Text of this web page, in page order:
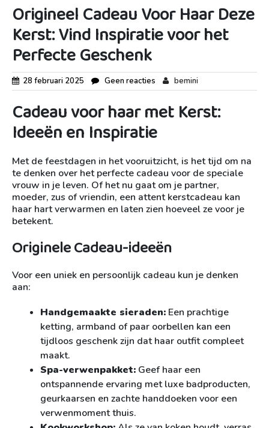
Origineel Cadeau Voor Haar Deze
Kerst: Vind Inspiratie voor het
Perfecte Geschenk
28 februari 2025 Geen reacties bemini
Cadeau voor haar met Kerst:
Ideeën en Inspiratie
Met de feestdagen in het vooruitzicht, is het tijd om na
te denken over het perfecte cadeau voor de speciale
vrouw in je leven. Of het nu gaat om je partner,
moeder, zus of vriendin, een attent kerstcadeau kan
haar hart verwarmen en laten zien hoeveel ze voor je
betekent.
Originele Cadeau-ideeën
Voor een uniek en persoonlijk cadeau kun je denken
aan:
Handgemaakte sieraden: Een prachtige
ketting, armband of paar oorbellen kan een
tijdloos geschenk zijn dat haar outfit compleet
maakt.
Spa-verwenpakket: Geef haar een
ontspannende ervaring met luxe badproducten,
geurkaarsen en zachte handdoeken voor een
verwenmoment thuis.